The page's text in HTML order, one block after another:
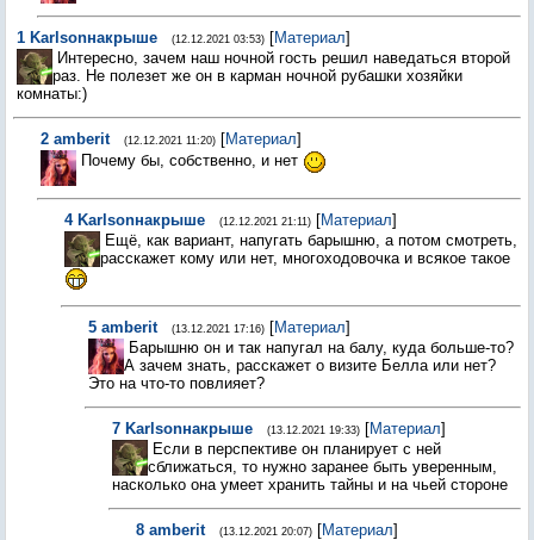
1 Karlsonнакрыше (12.12.2021 03:53) [Материал]
Интересно, зачем наш ночной гость решил наведаться второй
раз. Не полезет же он в карман ночной рубашки хозяйки
комнаты:)
2 amberit (12.12.2021 11:20) [Материал]
Почему бы, собственно, и нет
4 Karlsonнакрыше (12.12.2021 21:11) [Материал]
Ещё, как вариант, напугать барышню, а потом смотреть,
расскажет кому или нет, многоходовочка и всякое такое
5 amberit (13.12.2021 17:16) [Материал]
Барышню он и так напугал на балу, куда больше-то?
А зачем знать, расскажет о визите Белла или нет?
Это на что-то повлияет?
7 Karlsonнакрыше (13.12.2021 19:33) [Материал]
Если в перспективе он планирует с ней
сближаться, то нужно заранее быть уверенным,
насколько она умеет хранить тайны и на чьей стороне
8 amberit (13.12.2021 20:07) [Материал]